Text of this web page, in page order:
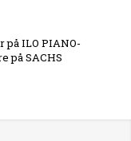
ILO PIANO-
på SACHS